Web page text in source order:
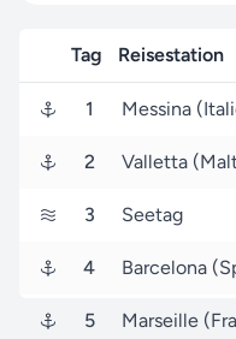
Häfen von Messina,
einzigartigen
Eindrücken auf Sie
Ihre Reise beginnt in
Dezember 2027
Tagen, am 14.
Mit Seereisen.de an
eine MSC Cruises
Tag Reisestation
1 Messina
2 Valletta
3 Seetag
4 Barcelona
5 Marseille